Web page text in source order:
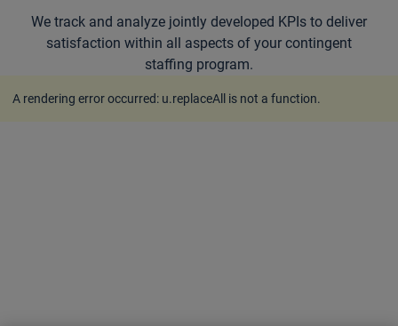
We track and analyze jointly developed KPIs to deliver
satisfaction within all aspects of your contingent
staffing program.
A rendering error occurred: u.replaceAll is not a function.